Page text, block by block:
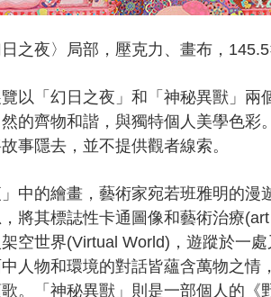
之夜〉局部，壓克力、畫布，
以「幻日之夜」和「神秘異獸」兩
的齊物和諧，與獨特個人美學色彩
事隱去，並不提供觀者線索。
中的繪畫，藝術家宛若班雅明的漫
將其標誌性卡通圖像和藝術治療
空世界(Virtual World)，遊蹤於一
人物和環境的對話皆蘊含萬物之情
。「神秘異獸」則是一部個人的《